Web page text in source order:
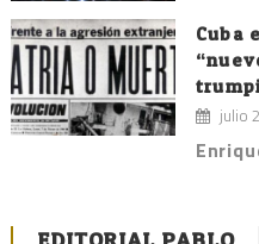
Cuba
julio